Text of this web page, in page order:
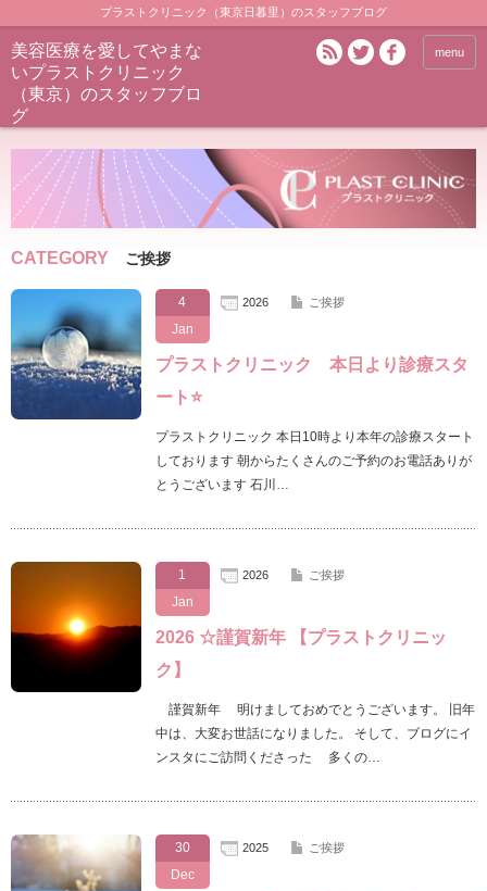
プラストクリニック（東京日暮里）のスタッフブログ
美容医療を愛してやまな
いプラストクリニック
（東京）のスタッフブロ
グ
menu
CATEGORY ご挨拶
4
Jan
2026 ご挨拶
プラストクリニック 本日より診療スタ
ート⭐️
プラストクリニック 本日10時より本年の診療スタート
しております 朝からたくさんのご予約のお電話ありが
とうございます 石川…
1
Jan
2026 ご挨拶
2026 ☆謹賀新年 【プラストクリニッ
ク】
謹賀新年 明けましておめでとうございます。 旧年
中は、大変お世話になりました。 そして、ブログにイ
ンスタにご訪問くださった 多くの…
30
Dec
2025 ご挨拶